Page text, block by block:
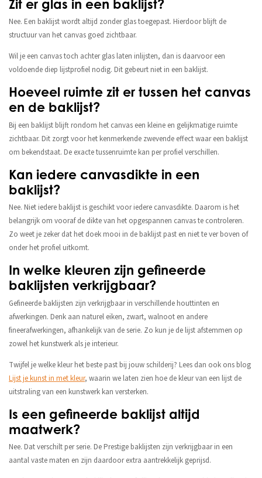
Zit er glas in een baklijst?
Nee. Een baklijst wordt altijd zonder glas toegepast. Hierdoor blijft de
structuur van het canvas goed zichtbaar.
Wil je een canvas toch achter glas laten inlijsten, dan is daarvoor een
voldoende diep lijstprofiel nodig. Dit gebeurt niet in een baklijst.
Hoeveel ruimte zit er tussen het canvas
en de baklijst?
Bij een baklijst blijft rondom het canvas een kleine en gelijkmatige ruimte
zichtbaar. Dit zorgt voor het kenmerkende zwevende effect waar een baklijst
om bekendstaat. De exacte tussenruimte kan per profiel verschillen.
Kan iedere canvasdikte in een
baklijst?
Nee. Niet iedere baklijst is geschikt voor iedere canvasdikte. Daarom is het
belangrijk om vooraf de dikte van het opgespannen canvas te controleren.
Zo weet je zeker dat het doek mooi in de baklijst past en niet te ver boven of
onder het profiel uitkomt.
In welke kleuren zijn gefineerde
baklijsten verkrijgbaar?
Gefineerde baklijsten zijn verkrijgbaar in verschillende houttinten en
afwerkingen. Denk aan naturel eiken, zwart, walnoot en andere
fineerafwerkingen, afhankelijk van de serie. Zo kun je de lijst afstemmen op
zowel het kunstwerk als je interieur.
Twijfel je welke kleur het beste past bij jouw schilderij? Lees dan ook ons blog
Lijst je kunst in met kleur, waarin we laten zien hoe de kleur van een lijst de
uitstraling van een kunstwerk kan versterken.
Is een gefineerde baklijst altijd
maatwerk?
Nee. Dat verschilt per serie. De Prestige baklijsten zijn verkrijgbaar in een
aantal vaste maten en zijn daardoor extra aantrekkelijk geprijsd.